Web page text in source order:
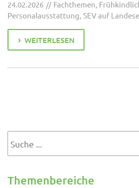
24.02.2026 Fachthemen,
Personalausstattung, SEV auf
WEITERLESEN
Themenbereiche